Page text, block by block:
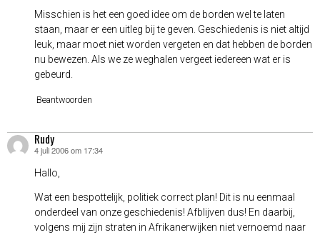
Misschien is het een goed idee om de borden wel te laten
staan, maar er een uitleg bij te geven. Geschiedenis is niet altijd
leuk, maar moet niet worden vergeten en dat hebben de borden
nu bewezen. Als we ze weghalen vergeet iedereen wat er is
gebeurd.
Beantwoorden
Rudy
schreef:
4 juli 2006 om 17:34
Hallo,
Wat een bespottelijk, politiek correct plan! Dit is nu eenmaal
onderdeel van onze geschiedenis! Afblijven dus! En daarbij,
volgens mij zijn straten in Afrikanerwijken niet vernoemd naar